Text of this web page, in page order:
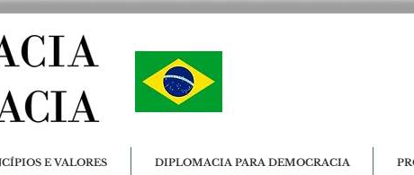
E VALORES DIPLOMACIA PARA DEMOCRACIA